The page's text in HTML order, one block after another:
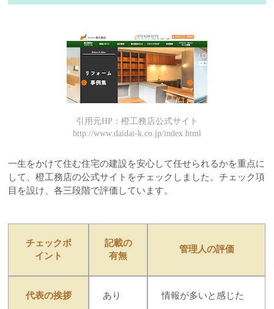
引用元HP：橙工務店公式サイト
http://www.daidai-k.co.jp/index.html
一生をかけて住む住宅の建設を安心して任せられるかを重点に
して、橙工務店の公式サイトをチェックしました。チェック項
目を設け、各三段階で評価しています。
チェックポ
イント
記載の
有無
管理人の評価
代表の挨拶 あり 情報が多いと感じた